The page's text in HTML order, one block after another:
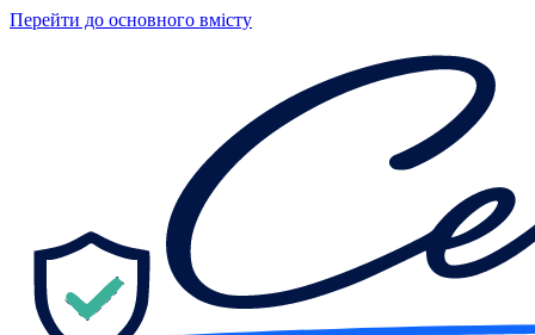
Перейти до основного вмісту